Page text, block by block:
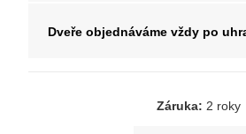
Dveře objednáváme vždy po
Záruka: 2 roky